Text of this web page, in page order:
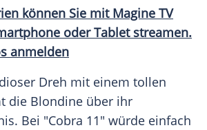
können Sie mit Magine TV
oderTabletstreamen.
anmelden
Dreh mit einem tollen
die Blondine über ihr
Bei "Cobra 11" würde einfach